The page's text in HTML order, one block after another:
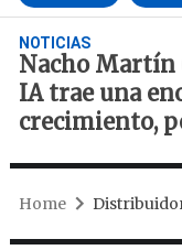
NOTICIAS
Nacho Martín
IA trae una
crecimiento,
Home